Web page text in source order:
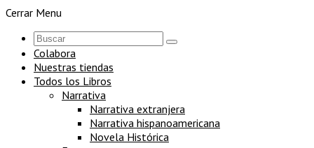
Cerrar Menu
Colabora
Nuestras tiendas
Todos los Libros
Narrativa
Narrativa extranjera
Narrativa hispanoamericana
Novela Histórica